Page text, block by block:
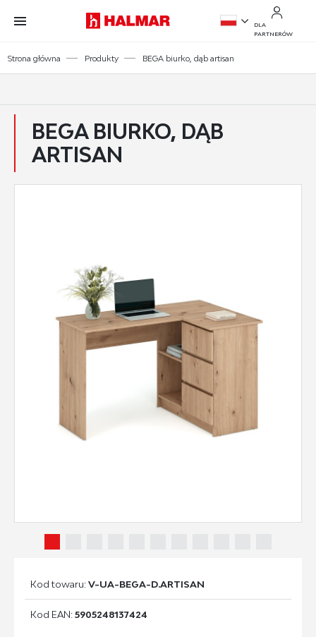
Przejdź do treści.
Przejdź do menu.
Przejdź do wyszukiwarki.
DLA
PARTNERÓW
Strona główna Produkty BEGA biurko, dąb artisan
BEGA BIURKO, DĄB
ARTISAN
Kod towaru:V-UA-BEGA-D.ARTISAN
Kod EAN:5905248137424